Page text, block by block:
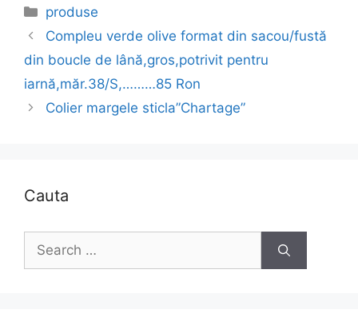
Categories
produse
Compleu verde olive format din sacou/fustă
din boucle de lână,gros,potrivit pentru
iarnă,măr.38/S,………85 Ron
Colier margele sticla”Chartage”
Cauta
Search
for: